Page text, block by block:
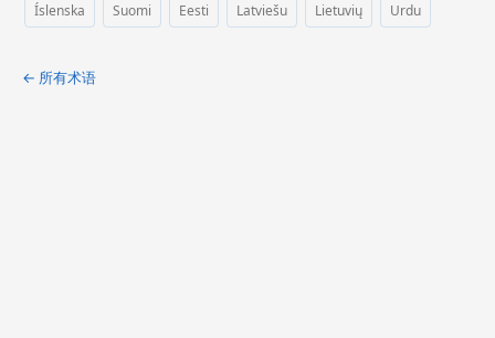
Íslenska
Suomi Eesti Latviešu Lietuvių Urdu
← 所有术语